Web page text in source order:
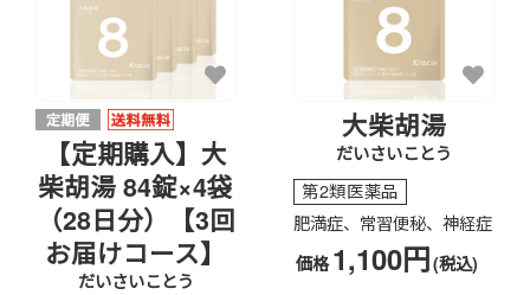
【定期購入】大
柴胡湯 84錠×4袋
（28日分）【3回
お届けコース】
だいさいことう
大柴胡湯
だいさいことう
第2類医薬品
肥満症、常習便秘、神経症
価格1,100円(税込)